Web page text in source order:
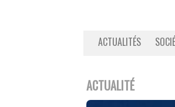
ACTUALITÉS
ACTUALITÉ